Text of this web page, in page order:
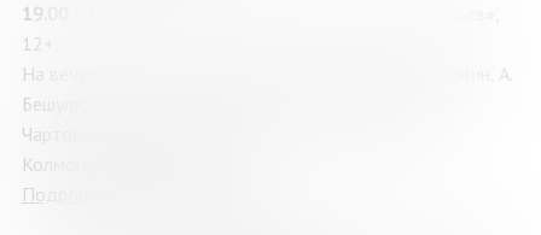
19.00
12+
На вечере выступят литераторы: Я. Березкин, А.Коровин, А.
Бешуля, А. Звягин, И. Виноградов, М. Чистоногова, В.
Чарторийский, Д. Ермолаев, А.Рыжов, Е. Белоус, Ю.
Колмогорова, А. Герасенко.
Подробнее о мероприятии